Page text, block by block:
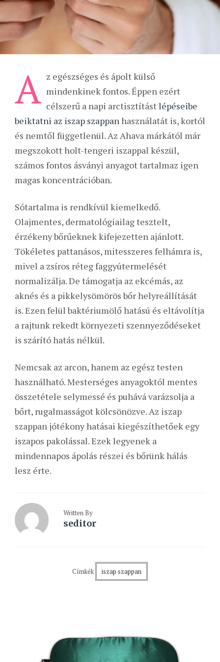
A z egészséges és ápolt külső
mindenkinek fontos. Éppen ezért
célszerű a napi arctisztítástlépéseibe
beiktatni az iszap szappanhasználatát is, kortól
és nemtől függetlenül. Az Ahava márkától már
megszokott holt-tengeri iszappal készül,
számos fontos ásványi anyagot tartalmaz igen
magas koncentrációban.
Sótartalma is rendkívül kiemelkedő.
Olajmentes, dermatológiailag tesztelt,
érzékeny bőrűeknek kifejezetten ajánlott.
Tökéletes pattanásos, mitesszeres felhámra is,
mivel a zsíros réteg faggyútermelését
normalizálja.De támogatja az ekcémás, az
aknés és a pikkelysömörös bőr helyreállítását
is. Ezen felül baktériumölő hatású és eltávolítja
a rajtunk rekedt környezeti szennyeződéseket
is szárító hatás nélkül.
Nemcsak az arcon, hanem az egész testen
használható. Mesterséges anyagoktól mentes
összetétele selymessé és puhává varázsolja a
bőrt, rugalmasságot kölcsönözve. Az iszap
szappan jótékony hatásai kiegészíthetőek egy
iszapos pakolással. Ezek legyenek a
mindennapos ápolás részei és bőrünk hálás
lesz érte.
Written By
seditor
Címkék iszap szappan